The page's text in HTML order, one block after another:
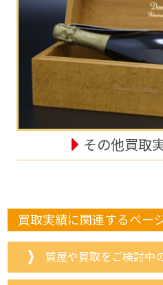
その他買取
買取実績に関連するペー
質屋や買取をご検討中